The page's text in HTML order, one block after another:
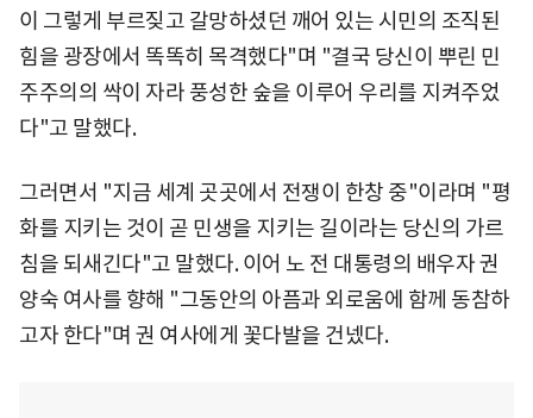
이 그렇게 부르짖고 갈망하셨던 깨어 있는 시민의 조직된
힘을 광장에서 똑똑히 목격했다"며 "결국 당신이 뿌린 민
주주의의 싹이 자라 풍성한 숲을 이루어 우리를 지켜주었
다"고 말했다.
그러면서 "지금 세계 곳곳에서 전쟁이 한창 중"이라며 "평
화를 지키는 것이 곧 민생을 지키는 길이라는 당신의 가르
침을 되새긴다"고 말했다. 이어 노 전 대통령의 배우자 권
양숙 여사를 향해 "그동안의 아픔과 외로움에 함께 동참하
고자 한다"며 권 여사에게 꽃다발을 건넸다.